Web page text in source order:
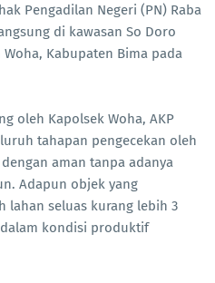
Pengadilan Negeri (PN) Raba
di kawasan So Doro
Kabupaten Bima pada
oleh Kapolsek Woha, AKP
tahapan pengecekan oleh
aman tanpa adanya
Adapun objek yang
lahan seluas kurang lebih 3
kondisi produktif